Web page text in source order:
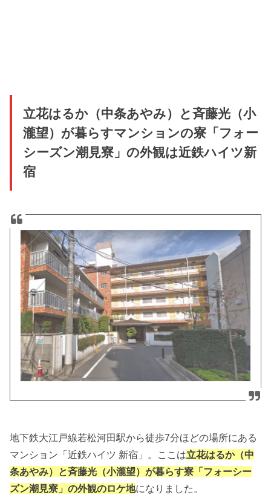
立花はるか（中条あやみ）と斉藤光（小
瀧望）が暮らすマンションの寮「フォー
シーズン潮見寮」の外観は近鉄ハイツ新
宿
地下鉄大江戸線若松河田駅から徒歩7分ほどの場所にある
マンション「近鉄ハイツ 新宿」。ここは立花はるか（中
条あやみ）と斉藤光（小瀧望）が暮らす寮「フォーシー
ズン潮見寮」の外観のロケ地になりました。